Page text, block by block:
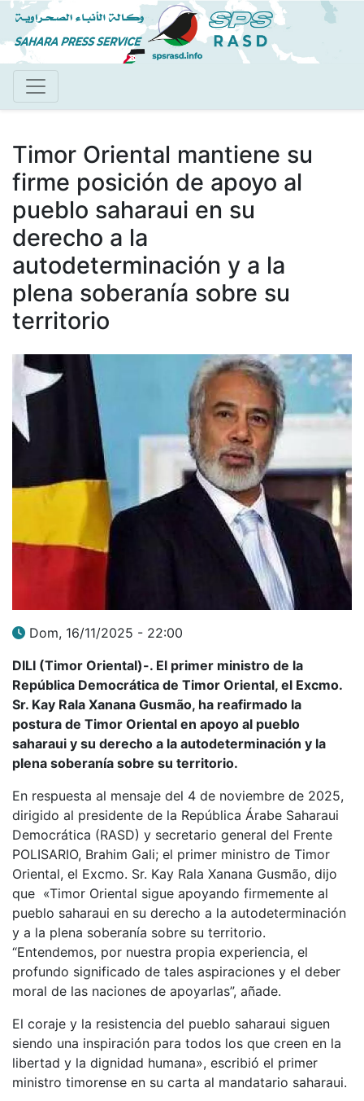
Pasar
al
contenido
Timor Oriental mantiene su
firme posición de apoyo al
pueblo saharaui en su
derecho a la
autodeterminación y a la
plena soberanía sobre su
territorio
Dom, 16/11/2025 - 22:00
DILI (Timor Oriental)-. El primer ministro de la
República Democrática de Timor Oriental, el Excmo.
Sr. Kay Rala Xanana Gusmão, ha reafirmado la
postura de Timor Oriental en apoyo al pueblo
saharaui y su derecho a la autodeterminación y la
plena soberanía sobre su territorio.
En respuesta al mensaje del 4 de noviembre de 2025,
dirigido al presidente de la República Árabe Saharaui
Democrática (RASD) y secretario general del Frente
POLISARIO, Brahim Gali; el primer ministro de Timor
Oriental, el Excmo. Sr. Kay Rala Xanana Gusmão, dijo
que «Timor Oriental sigue apoyando firmemente al
pueblo saharaui en su derecho a la autodeterminación
y a la plena soberanía sobre su territorio.
“Entendemos, por nuestra propia experiencia, el
profundo significado de tales aspiraciones y el deber
moral de las naciones de apoyarlas”, añade.
El coraje y la resistencia del pueblo saharaui siguen
siendo una inspiración para todos los que creen en la
libertad y la dignidad humana», escribió el primer
ministro timorense en su carta al mandatario saharaui.